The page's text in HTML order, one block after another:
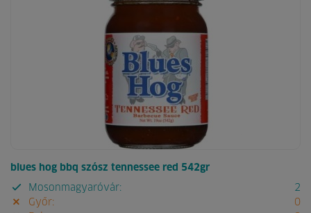
blues hog bbq szósz tennessee red 542gr
Mosonmagyaróvár:
2
Győr:
0